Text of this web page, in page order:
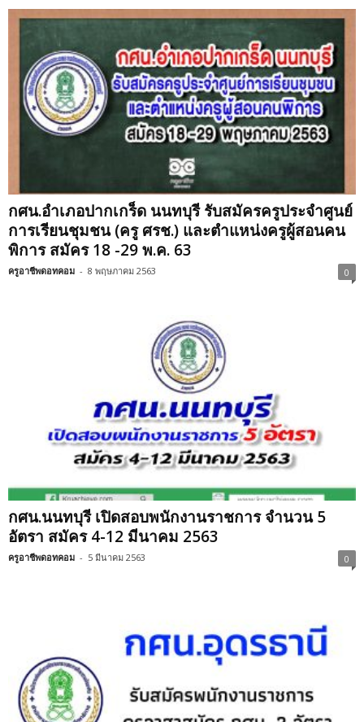
กศน.อำเภอปากเกร็ด นนทบุรี รับสมัครครูประจําศูนย์
การเรียนชุมชน (ครู ศรช.) และตําแหน่งครูผู้สอนคน
พิการ สมัคร 18 -29 พ.ค. 63
ครูอาชีพดอทคอม - 8 พฤษภาคม 2563 0
กศน.นนทบุรี เปิดสอบพนักงานราชการ จำนวน 5
อัตรา สมัคร 4-12 มีนาคม 2563
ครูอาชีพดอทคอม - 5 มีนาคม 2563 0